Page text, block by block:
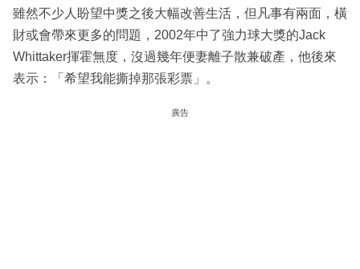
雖然不少人盼望中獎之後大幅改善生活，但凡事有兩面，橫
財或會帶來更多的問題，2002年中了強力球大獎的Jack
Whittaker揮霍無度，沒過幾年便妻離子散兼破產，他後來
表示：「希望我能撕掉那張彩票」。
廣告